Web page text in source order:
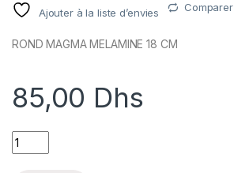
Ajouter à la liste d’envies Comparer
ROND MAGMA MELAMINE 18 CM
85,00 Dhs
MAGMA MELAMINE ROND 18 CM quantity